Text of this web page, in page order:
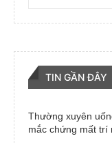
TIN GẦN ĐÂY
Thường xuyên
mắc chứng mất trí